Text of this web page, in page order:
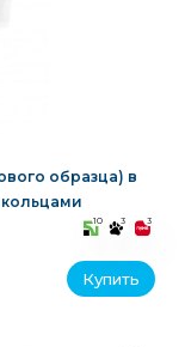
образца) в
10 3 3
Купить